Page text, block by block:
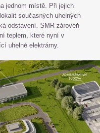
jednom místě. Při jejich
současných uhelných
odstavení. SMR zároveň
teplem, které nyní v
uhelné elektrárny.